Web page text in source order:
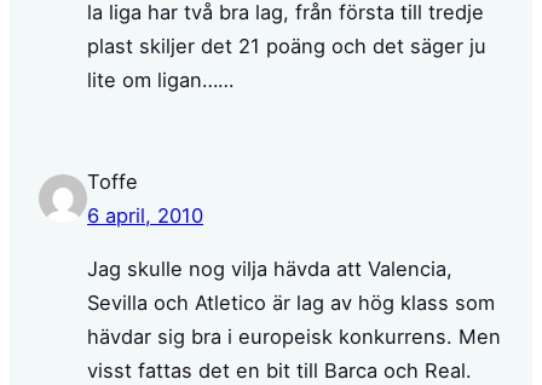
la liga har två bra lag, från första till tredje
plast skiljer det 21 poäng och det säger ju
lite om ligan……
Toffe
6 april, 2010
Jag skulle nog vilja hävda att Valencia,
Sevilla och Atletico är lag av hög klass som
hävdar sig bra i europeisk konkurrens. Men
visst fattas det en bit till Barca och Real.